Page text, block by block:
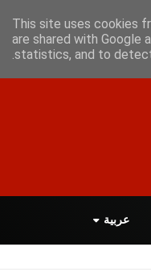
عربية
This site uses cookies
are shared with Google
statistics, and to detect